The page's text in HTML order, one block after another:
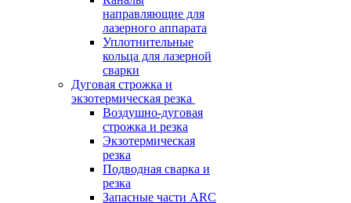
направляющие для
лазерного аппарата
Уплотнительные
кольца для лазерной
сварки
Дуговая строжка и
экзотермическая резка
Воздушно-дуговая
строжка и резка
Экзотермическая
резка
Подводная сварка и
резка
Запасные части ARC